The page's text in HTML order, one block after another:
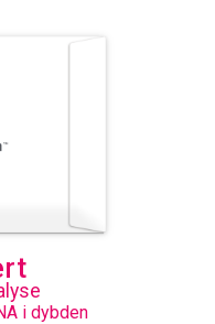
i dybden